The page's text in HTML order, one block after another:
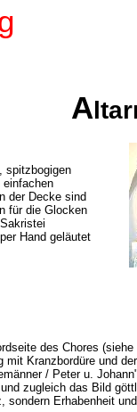
A
spitzbogigen
einfachen
der Decke sind
für die Glocken
Hand geläutet
des Chores
mit Kranzbordüre und
/ Peter u.
zugleich das Bild
sondern Erhabenheit